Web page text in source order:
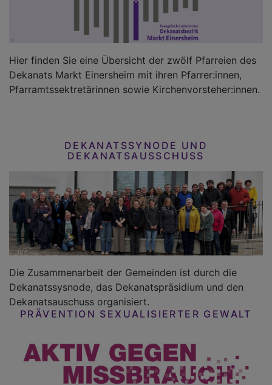
Hier finden Sie eine Übersicht der zwölf Pfarreien des
Dekanats Markt Einersheim mit ihren Pfarrer:innen,
Pfarramtssektretärinnen sowie Kirchenvorsteher:innen.
DEKANATSSYNODE UND
DEKANATSAUSSCHUSS
Die Zusammenarbeit der Gemeinden ist durch die
Dekanatssysnode, das Dekanatspräsidium und den
Dekanatsauschuss organisiert.
PRÄVENTION SEXUALISIERTER GEWALT